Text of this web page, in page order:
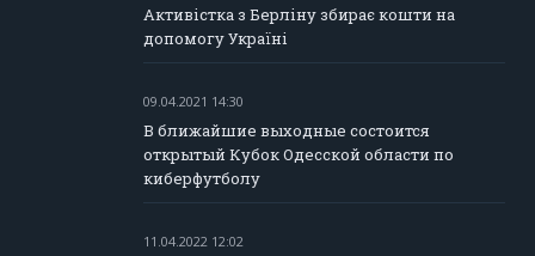
Активістка з Берліну збирає кошти на
допомогу Україні
09.04.2021 14:30
В ближайшие выходные состоится
открытый Кубок Одесской области по
киберфутболу
11.04.2022 12:02